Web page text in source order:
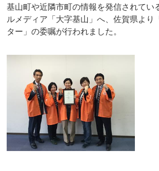
基山町や近隣市町の情報を発信されてい
ルメディア「大字基山」へ、佐賀県より
ター」の委嘱が行われました。